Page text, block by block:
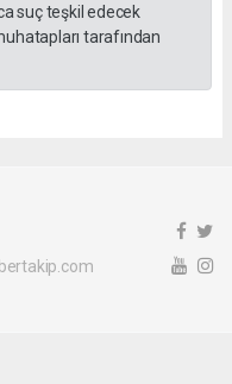
suç teşkil edecek
tarafından